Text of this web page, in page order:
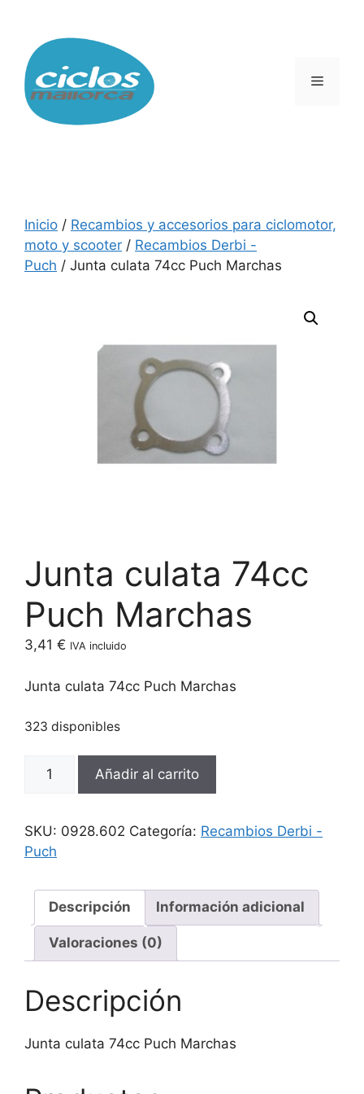
contenido
Menú
Inicio / Recambios y accesorios para ciclomotor,
moto y scooter / Recambios Derbi -
Puch / Junta culata 74cc Puch Marchas
Junta culata 74cc
Puch Marchas
3,41 € IVA incluido
Junta culata 74cc Puch Marchas
323 disponibles
culata
Puch
Marchas
Añadir al carrito
SKU: 0928.602 Categoría: Recambios Derbi -
Puch
Descripción Información adicional
Valoraciones (0)
Descripción
Junta culata 74cc Puch Marchas